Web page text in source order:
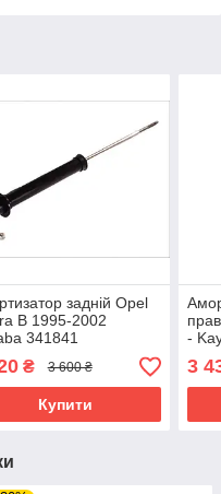
задній Opel
B 1995-2002
341841
₴ 3 600 ₴
Купити
-
3